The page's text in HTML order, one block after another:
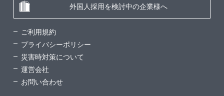
外国人採用を検討中の企業様へ
ご利用規約
プライバシーポリシー
災害時対策について
運営会社
お問い合わせ